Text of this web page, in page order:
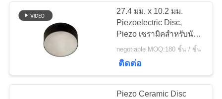
ควบคุม
คุณภาพ
ติดต่อ
Transducer ทำความ
สะอาดอัลตราโซนิก
27.4 มม. x 10.2 มม.
Piezoelectric Disc,
Piezo เซรามิคสำหรับนัก
ตกปลา
negotiable MOQ:180 ชิ้น / ชิ้น
ติดต่อ
Piezo Ceramic Disc